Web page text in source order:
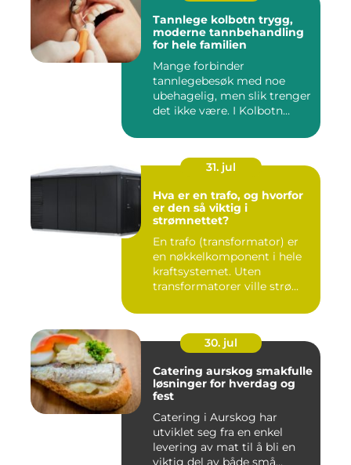
Tannlege kolbotn trygg,
moderne tannbehandling
for hele familien
Mange forbinder
tannlegebesøk med noe
ubehagelig, men slik trenger
det ikke være. I Kolbotn
31. jul
Hva er en trafo, og hvorfor
er den så viktig i
strømnettet?
En trafo (transformator) er
en nøkkelkomponent i hele
kraftsystemet. Uten
transformatorer ville strø...
30. jul
Catering aurskog smakfulle
løsninger for hverdag og
fest
Catering i Aurskog har
utviklet seg fra en enkel
levering av mat til å bli en
viktig del av både små...